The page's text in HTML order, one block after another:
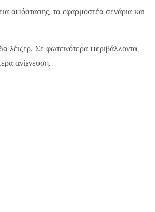
απόστασης, τα εφαρμοστέα σενάρια και
Σε φωτεινότερα περιβάλλοντα,
ανίχνευση.